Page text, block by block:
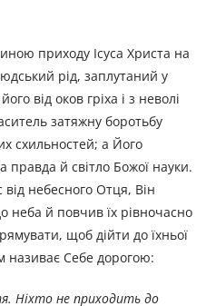
приходу Ісуса Христа на
рід, заплутаний у
від оков гріха і з неволі
затяжну боротьбу
схильностей; а Його
правда й світло Божої науки.
небесного Отця, Він
неба й повчив їх рівночасно
щоб дійти до їхньої
називає Себе дорогою:
Ніхто не приходить до